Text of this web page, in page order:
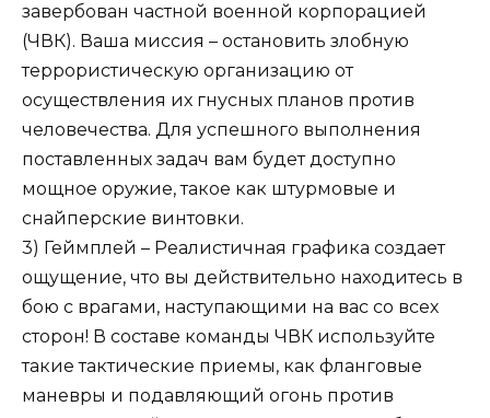
завербован частной военной корпорацией
(ЧВК). Ваша миссия – остановить злобную
террористическую организацию от
осуществления их гнусных планов против
человечества. Для успешного выполнения
поставленных задач вам будет доступно
мощное оружие, такое как штурмовые и
снайперские винтовки.
3) Геймплей – Реалистичная графика создает
ощущение, что вы действительно находитесь в
бою с врагами, наступающими на вас со всех
сторон! В составе команды ЧВК используйте
такие тактические приемы, как фланговые
маневры и подавляющий огонь против